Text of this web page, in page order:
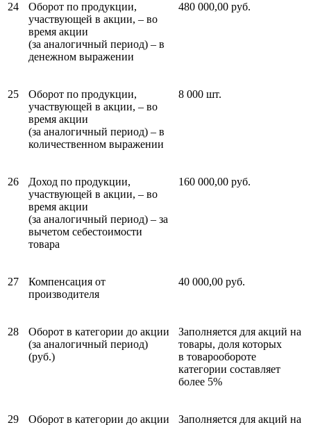
24
Оборот по продукции,
участвующей в акции, – во
время акции
(за аналогичный период) – в
денежном выражении
480 000,00 руб.
25
Оборот по продукции,
участвующей в акции, – во
время акции
(за аналогичный период) – в
количественном выражении
8 000 шт.
26
Доход по продукции,
участвующей в акции, – во
время акции
(за аналогичный период) – за
вычетом себестоимости
товара
160 000,00 руб.
27
Компенсация от
производителя
40 000,00 руб.
28
Оборот в категории до акции
(за аналогичный период)
(руб.)
Заполняется для акций на
товары, доля которых
в товаро­обороте
категории составляет
более 5%
29 Оборот в категории до акции Заполняется для акций на